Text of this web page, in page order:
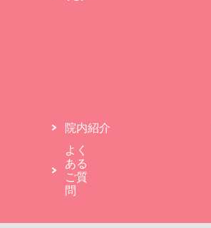
院内紹介
よく
ある
ご質
問